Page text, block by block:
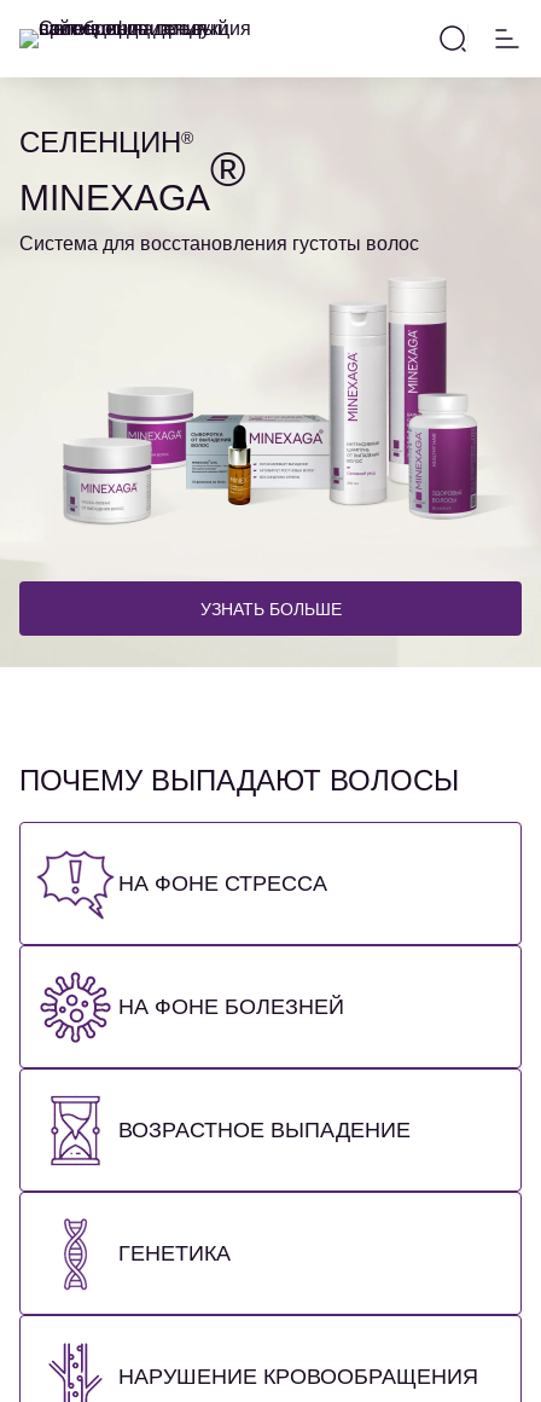
СЕЛЕНЦИН®
MINEXAGA
®
Система для восстановления густоты волос
УЗНАТЬ БОЛЬШЕ
ПОЧЕМУ ВЫПАДАЮТ ВОЛОСЫ
НА ФОНЕ СТРЕССА
НА ФОНЕ БОЛЕЗНЕЙ
ВОЗРАСТНОЕ ВЫПАДЕНИЕ
ГЕНЕТИКА
НАРУШЕНИЕ КРОВООБРАЩЕНИЯ